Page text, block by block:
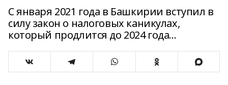
С января 2021 года в Башкирии вступил в
силу закон о налоговых каникулах,
который продлится до 2024 года...